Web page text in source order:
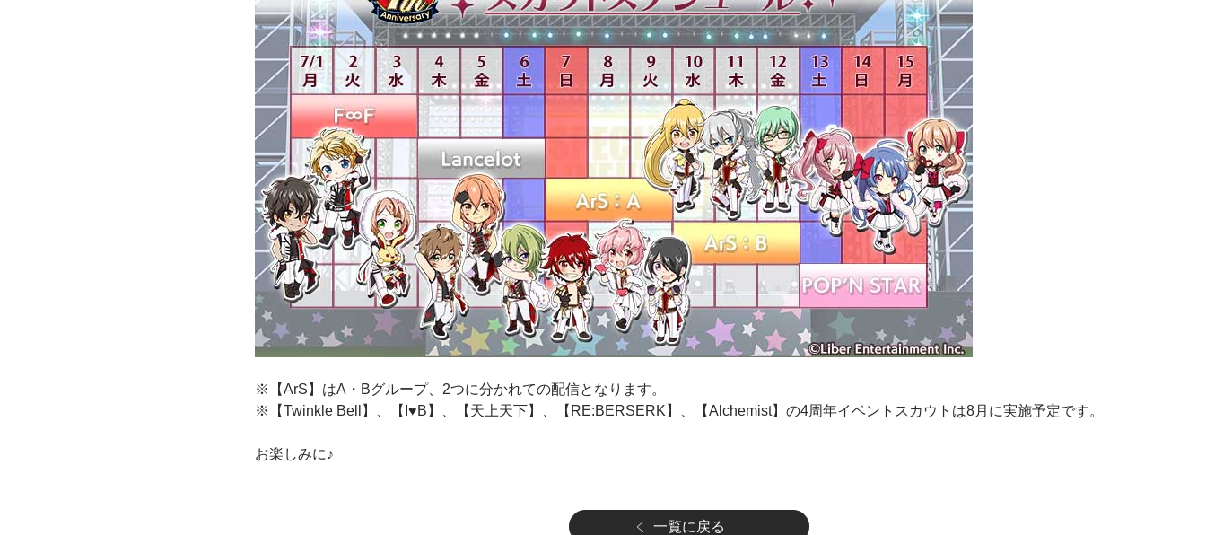
※【ArS】はA・Bグループ、2つに分かれての配信となります。
※【Twinkle Bell】、【I♥B】、【天上天下】、【RE:BERSERK】、【Alchemist】の4周年イベントスカウトは8月に実施予定です。
お楽しみに♪
一覧に戻る